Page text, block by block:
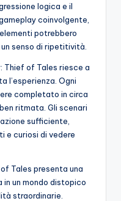
logica e il
coinvolgente,
potrebbero
senso di ripetitività.
Thief of Tales riesce a
l’esperienza. Ogni
completato in circa
ritmata. Gli scenari
sufficiente,
e curiosi di vedere
Tales presenta una
un mondo distopico
straordinarie.